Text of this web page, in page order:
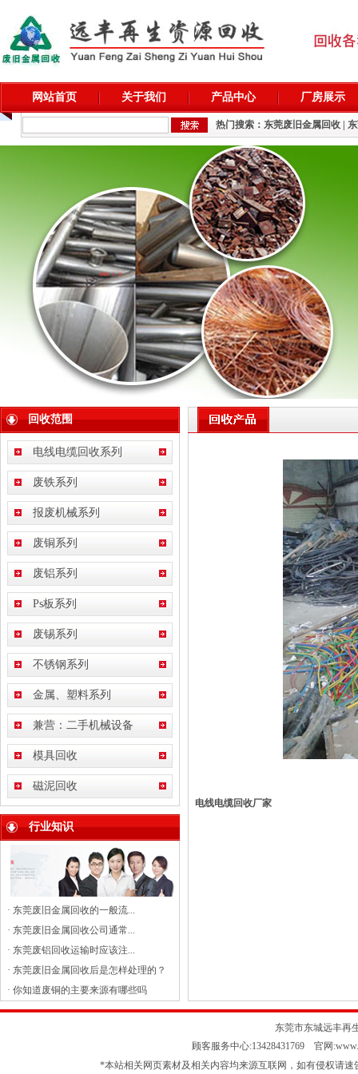
网站首页 关于我们 产品中心 厂房展示
热门搜索： 东莞废旧金属回收|
回收范围
电线电缆回收系列
废铁系列
报废机械系列
废铜系列
废铝系列
Ps板系列
废锡系列
不锈钢系列
金属、塑料系列
兼营：二手机械设备
模具回收
磁泥回收
行业知识
· 东莞废旧金属回收的一般流...
· 东莞废旧金属回收公司通常...
· 东莞废铝回收运输时应该注...
· 东莞废旧金属回收后是怎样处理的？
· 你知道废铜的主要来源有哪些吗
电线电缆回收厂家
东莞市东城远丰再
顾客服务中心:13428431769 官网
*本站相关网页素材及相关内容均来源互联网，如有侵权请